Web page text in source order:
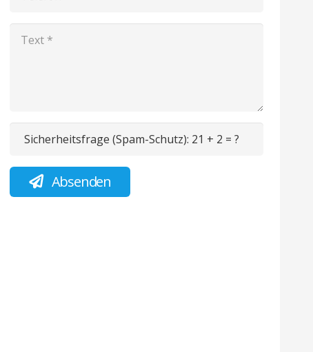
Sicherheitsfrage (Spam-Schutz): 21 + 2 = ?
Absenden